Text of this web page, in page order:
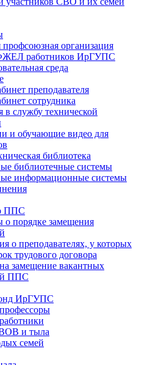
организация
работников ИрГУПС
среда
преподавателя
сотрудника
в службу технической
и обучающие видео для
библиотека
библиотечные системы
информационные системы
ППС
о порядке замещения
о преподавателях, у которых
трудового договора
замещение вакантных
ППС
ИрГУПС
и тыла
семей